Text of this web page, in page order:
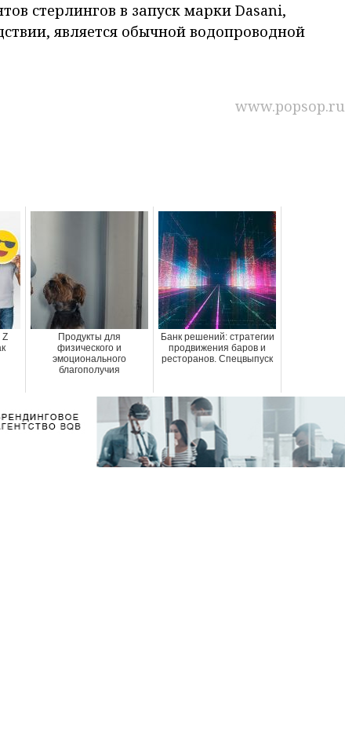
стерлингов в запуск марки Dasani,
является обычной водопроводной
www.popsop.ru
Z
Продукты для
физического и
эмоционального
благополучия
Банк решений: стратегии
продвижения баров и
ресторанов. Спецвыпуск